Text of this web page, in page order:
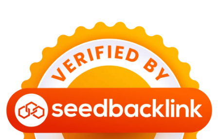
KESEHATAN
Bahaya Memakai Softlens untuk Mata yang Jarang
Diketahui
29 Juni 2026
NASIONAL
PLN Kalimantan Lakukan Manajemen Beban
Harga Minyak Dunia Hari Ini Naik, WTI dan Brent
Sama-sama Menguat